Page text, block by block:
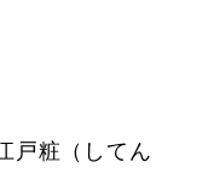
戸粧（してん